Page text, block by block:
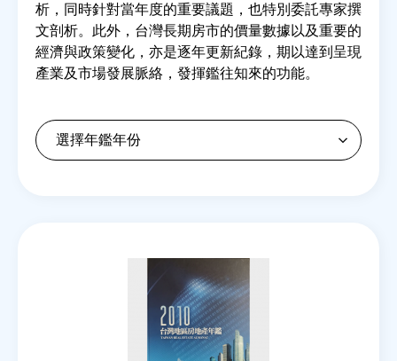
房地產年鑑
電子報
析，同時針對當年度的重要議題，也特別委託專家撰
文剖析。此外，台灣長期房市的價量數據以及重要的
經濟與政策變化，亦是逐年更新紀錄，期以達到呈現
產業及市場發展脈絡，發揮鑑往知來的功能。